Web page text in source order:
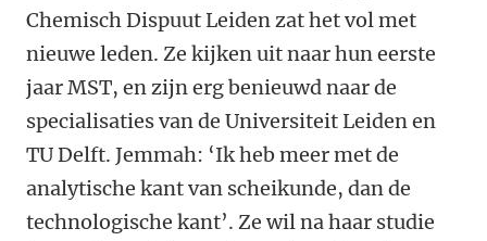
Chemisch Dispuut Leiden zat het vol met
nieuwe leden. Ze kijken uit naar hun eerste
jaar MST, en zijn erg benieuwd naar de
specialisaties van de Universiteit Leiden en
TU Delft. Jemmah: ‘Ik heb meer met de
analytische kant van scheikunde, dan de
technologische kant’. Ze wil na haar studie